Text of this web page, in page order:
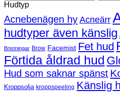
Hudtyp
Acnebenägen hy Acneärr
hudtyper även känslig
Bristningar Brow Facemist Fet hud
Förtida åldrad hud
Hud som saknar spänst
Kroppsolja kroppspeeling Känslig